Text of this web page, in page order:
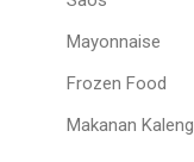
Mayonnaise
Frozen Food
Makanan Kaleng